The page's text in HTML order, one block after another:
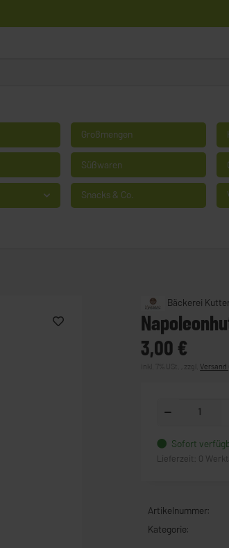
Großmengen
Süßwaren
Snacks & Co.
Bäckerei
3,00 €
inkl. 7% USt. , zzgl.Versand
Sofort
Lieferzeit: 0
Artikelnummer:
Kategorie: